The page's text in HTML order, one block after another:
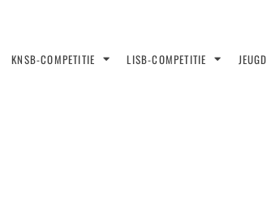
KNSB-COMPETITIE LISB-COMPETITIE JEUGD